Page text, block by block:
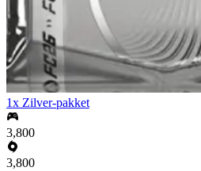
1x Zilver-pakket
3,800
3,800